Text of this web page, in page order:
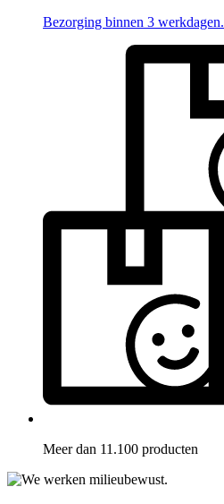
Bezorging binnen 3 werkdagen.
Meer dan 11.100 producten